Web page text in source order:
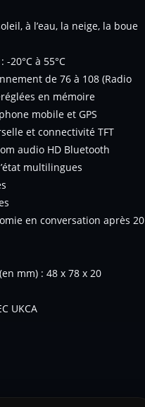
à l’eau, la neige, la boue
20°C à 55°C
de 76 à 108 (Radio
en mémoire
mobile et GPS
et connectivité TFT
audio HD Bluetooth
multilingues
en conversation après 20
mm) : 48 x 78 x 20
UKCA